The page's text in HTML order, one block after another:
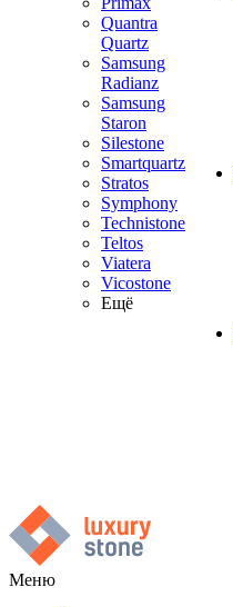
Quantra
Quartz
Samsung
Radianz
Samsung
Staron
Silestone
Smartquartz
Stratos
Symphony
Technistone
Teltos
Viatera
Vicostone
Ещё
Меню